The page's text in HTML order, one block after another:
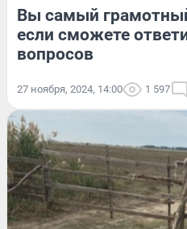
Вы самый
если сможете
вопросов
27 ноября, 2024, 14:00 1 597